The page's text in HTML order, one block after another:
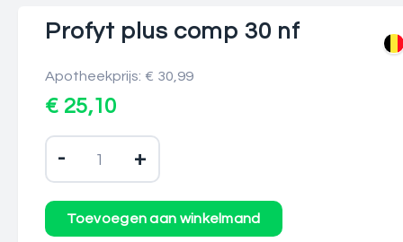
Profyt plus comp 30 nf
Apotheekprijs: € 30,99
€ 25,10
- +